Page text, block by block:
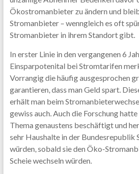
Ökostromanbieter zu ändern und
Stromanbieter – wenngleich es oft
Stromanbieter in ihrem Standort gibt.
In erster Linie in den vergangenen 6
Einsparpotenital bei Stromtarifen
Vorrangig die häufig ausgesprochen
garantieren, dass man Geld spart.
erhält man beim
gewiss auch. Auch die Forschung
Thema genaustens beschäftigt und
sehr Haushalte in der Bundesrepublik
würden, sobald sie den Öko-
Scheie wechseln würden.